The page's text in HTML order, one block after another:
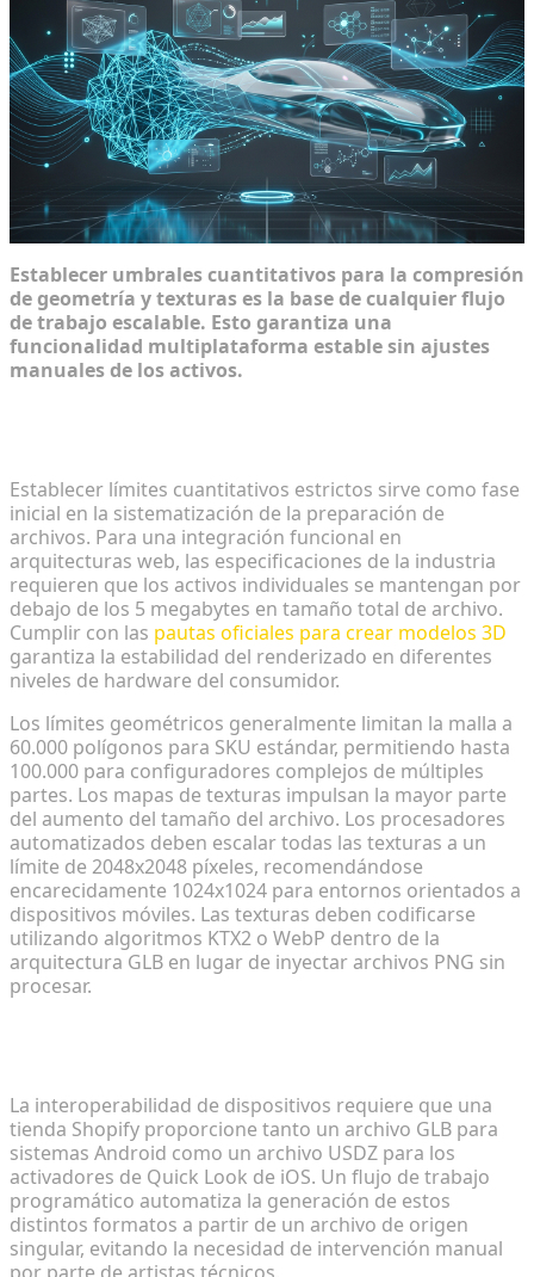
Establecer umbrales cuantitativos para la compresión
de geometría y texturas es la base de cualquier flujo
de trabajo escalable. Esto garantiza una
funcionalidad multiplataforma estable sin ajustes
manuales de los activos.
Establecer límites cuantitativos estrictos sirve como fase
inicial en la sistematización de la preparación de
archivos. Para una integración funcional en
arquitecturas web, las especificaciones de la industria
requieren que los activos individuales se mantengan por
debajo de los 5 megabytes en tamaño total de archivo.
Cumplir con las pautas oficiales para crear modelos 3D
garantiza la estabilidad del renderizado en diferentes
niveles de hardware del consumidor.
Los límites geométricos generalmente limitan la malla a
60.000 polígonos para SKU estándar, permitiendo hasta
100.000 para configuradores complejos de múltiples
partes. Los mapas de texturas impulsan la mayor parte
del aumento del tamaño del archivo. Los procesadores
automatizados deben escalar todas las texturas a un
límite de 2048x2048 píxeles, recomendándose
encarecidamente 1024x1024 para entornos orientados a
dispositivos móviles. Las texturas deben codificarse
utilizando algoritmos KTX2 o WebP dentro de la
arquitectura GLB en lugar de inyectar archivos PNG sin
procesar.
La interoperabilidad de dispositivos requiere que una
tienda Shopify proporcione tanto un archivo GLB para
sistemas Android como un archivo USDZ para los
activadores de Quick Look de iOS. Un flujo de trabajo
programático automatiza la generación de estos
distintos formatos a partir de un archivo de origen
singular, evitando la necesidad de intervención manual